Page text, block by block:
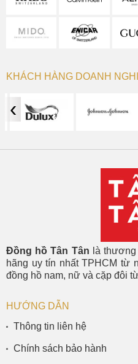
KHÁCH HÀNG DOANH
‹
Đồng hồ Tân Tân là
hãng uy tín nhất TPHCM từ
đồng hồ nam, nữ và cặp đôi
HƯỚNG DẪN
Thông tin liên hệ
Chính sách bảo hành